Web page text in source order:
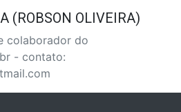
(ROBSON OLIVEIRA)
colaborador do
- contato: